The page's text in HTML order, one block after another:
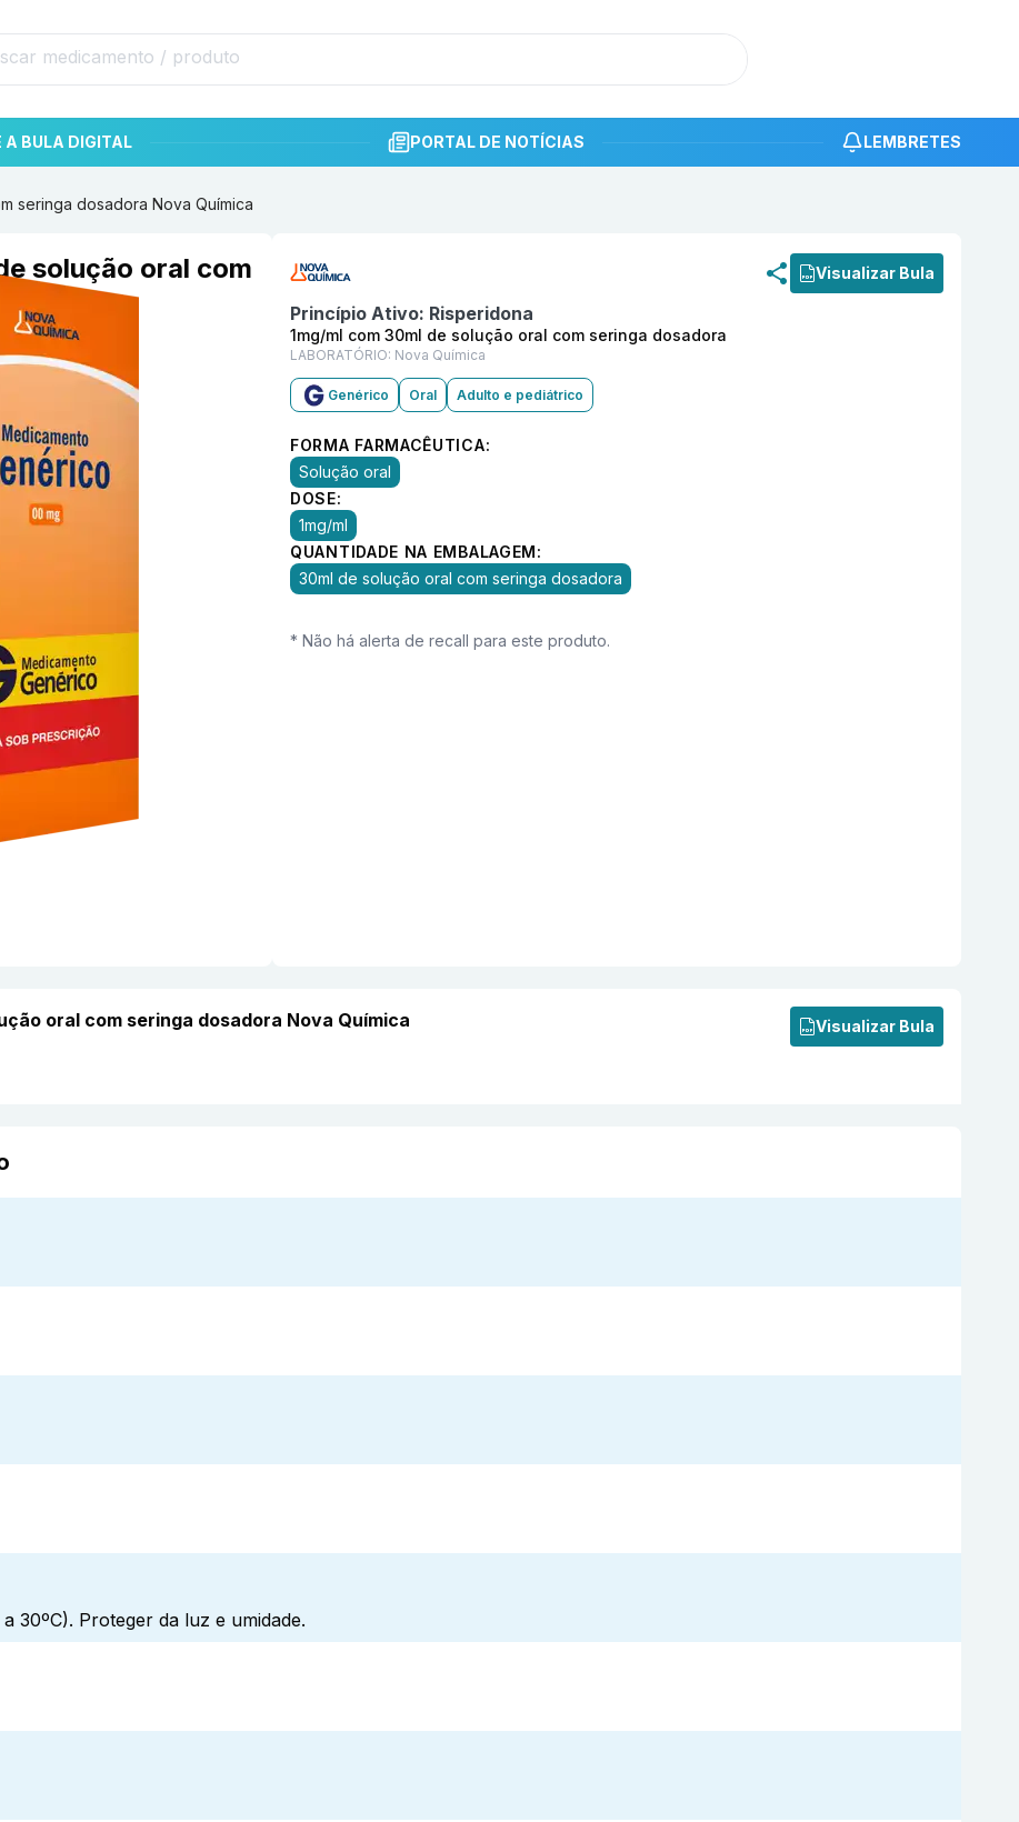
A BULA DIGITAL PORTAL DE NOTÍCIAS LEMBRETES
seringa dosadora Nova Química
solução oral com
Visualizar Bula
Princípio Ativo: Risperidona
1mg/ml com 30ml de solução oral com seringa dosadora
LABORATÓRIO: Nova Química
Genérico Oral Adulto e pediátrico
FORMA FARMACÊUTICA:
Solução oral
DOSE:
1mg/ml
QUANTIDADE NA EMBALAGEM:
30ml de solução oral com seringa dosadora
* Não há alerta de recall para este produto.
oral com seringa dosadora Nova Química Visualizar Bula
30ºC). Proteger da luz e umidade.